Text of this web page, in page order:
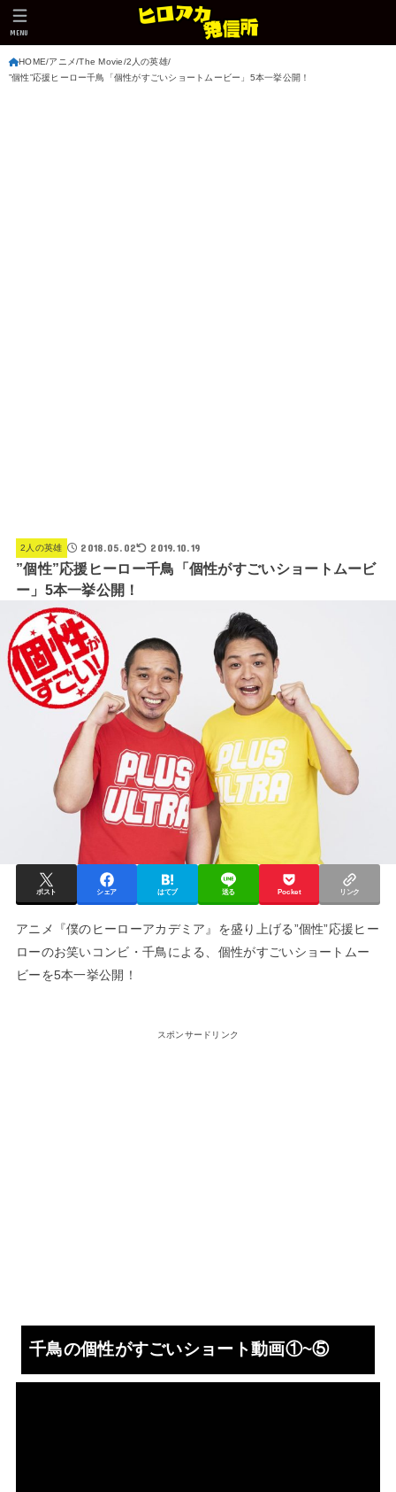
MENU
HOME アニメ The Movie 2人の英雄
”個性”応援ヒーロー千鳥「個性がすごいショートムービー」5本一挙公開！
2人の英雄 2018.05.02 2019.10.19
”個性”応援ヒーロー千鳥「個性がすごいショートムービ
ー」5本一挙公開！
ポスト シェア はてブ 送る Pocket リンク
アニメ『僕のヒーローアカデミア』を盛り上げる”個性”応援ヒー
ローのお笑いコンビ・千鳥による、個性がすごいショートムー
ビーを5本一挙公開！
スポンサードリンク
千鳥の個性がすごいショート動画①~⑤